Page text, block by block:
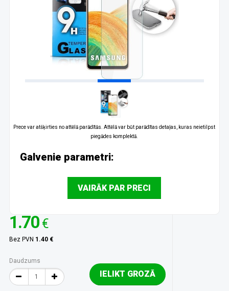
Prece var atšķirties no attēlā parādītās. Attēlā var būt parādītas detaļas, kuras neietilpst
piegādes komplektā.
Galvenie parametri:
VAIRĀK PAR PRECI
1.70 €
Bez PVN 1.40 €
Daudzums
IELIKT GROZĀ